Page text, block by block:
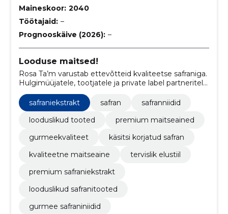
Maineskoor: 2040
Töötajaid: –
Prognooskäive (2026): –
Looduse maitsed!
Rosa Ta’m varustab ettevõtteid kvaliteetse safraniga.
Hulgimüüjatele, tootjatele ja private label partneritele
pakume kindlat tarnet, paindlikke koguseid ja
konkurentsihindu.
safraniekstrakt safran
safranniidid
looduslikud tooted
premium maitseained
gurmeekvaliteet
käsitsi korjatud safran
kvaliteetne maitseaine
tervislik elustiil
premium safraniekstrakt
looduslikud safranitooted
gurmee safraniniidid